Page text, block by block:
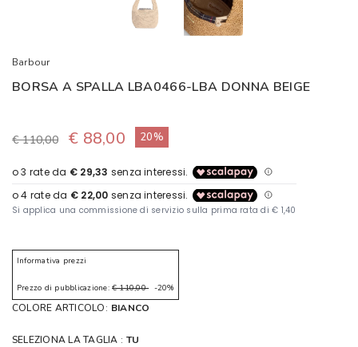
Barbour
BORSA A SPALLA LBA0466-LBA DONNA BEIGE
€ 110,00 € 88,00 20%
Informativa prezzi
Prezzo di pubblicazione: € 110,00-20%
COLORE ARTICOLO: BIANCO
SELEZIONA LA TAGLIA : TU